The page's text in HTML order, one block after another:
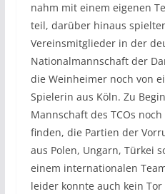
nahm mit einem eigenen
teil, darüber hinaus
Vereinsmitglieder in der
Nationalmannschaft der
die Weinheimer noch von
Spielerin aus Köln. Zu
Mannschaft des TCOs noch
finden, die Partien der
aus Polen, Ungarn, Türkei
einem internationalen
leider konnte auch kein